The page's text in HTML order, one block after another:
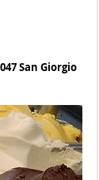
San Giorgio